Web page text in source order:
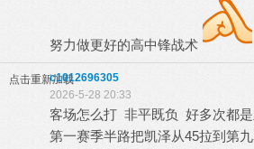
努力做更好的高中锋战术
点击重新加载c1012696305
2026-5-28 20:33
客场怎么打 非平既负 好多次都
第一赛季半路把凯泽从45拉到第